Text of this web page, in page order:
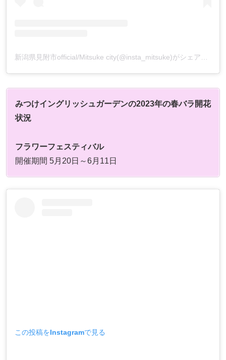
みつけイングリッシュガーデンの2023年の春バラ開花
状況
フラワーフェスティバル
開催期間 5月20日～6月11日
この投稿をInstagramで見る